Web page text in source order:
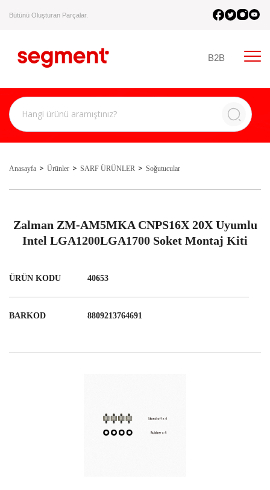
Bütünü Oluşturan Parçalar.
B2B
Anasayfa Ürünler SARF ÜRÜNLER Soğutucular
Zalman ZM-AM5MKA CNPS16X 20X Uyumlu
Intel LGA1200LGA1700 Soket Montaj Kiti
ÜRÜN KODU 40653
BARKOD 8809213764691